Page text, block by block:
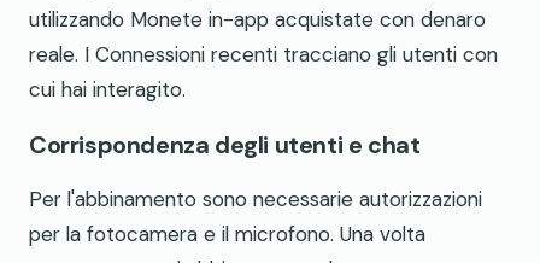
utilizzando Monete in-app acquistate con denaro
reale. I Connessioni recenti tracciano gli utenti con
cui hai interagito.
Corrispondenza degli utenti e chat
Per l'abbinamento sono necessarie autorizzazioni
per la fotocamera e il microfono. Una volta